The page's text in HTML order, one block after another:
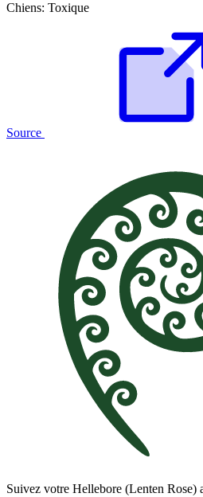
Chiens: Toxique
Source
Suivez votre Hellebore (Lenten Rose)